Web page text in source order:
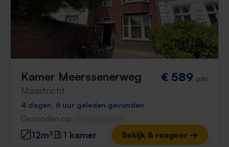
Kamer Meerssenerweg
Maastricht
€ 589 p/m
4 dagen, 6 uur geleden gevonden
Gevonden op:
12m² 1 kamer Bekijk & reageer →